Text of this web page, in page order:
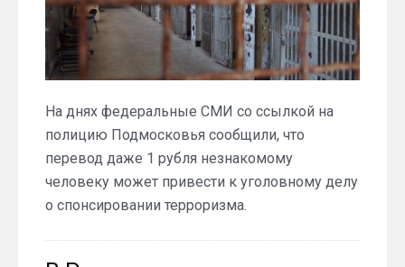
На днях федеральные СМИ со ссылкой на
полицию Подмосковья сообщили, что
перевод даже 1 рубля незнакомому
человеку может привести к уголовному делу
о спонсировании терроризма.